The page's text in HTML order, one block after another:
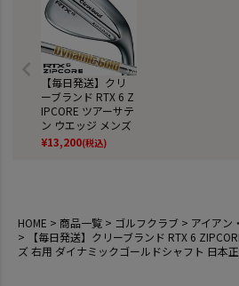
【毎日発送】クリ
ーブランド RTX 6 Z
IPCORE ツアーサテ
ン ウエッジ メンズ
右用 ダイナミック
ゴールドシャフト
¥13,200(税込)
HOME 商品一覧 ゴルフクラブ
アイアン
【毎日発送】クリーブランド RTX 6
ズ 右用 ダイナミックゴールドシャフト 日本